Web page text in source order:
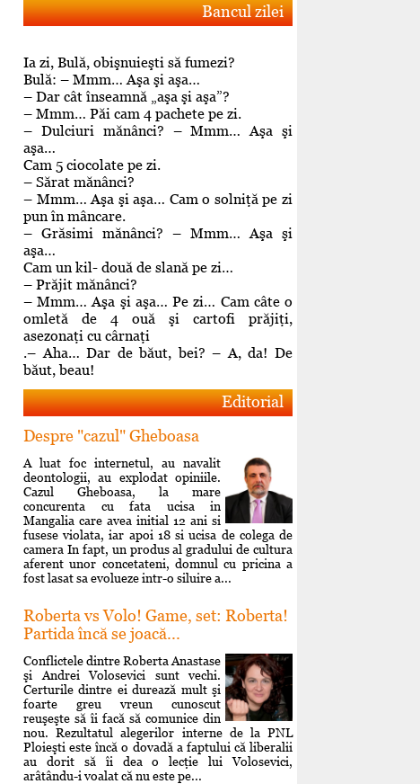
Bancul zilei
Ia zi, Bulă, obişnuieşti să fumezi?
Bulă: – Mmm… Aşa şi aşa…
– Dar cât înseamnă „aşa şi aşa”?
– Mmm… Păi cam 4 pachete pe zi.
– Dulciuri mănânci? – Mmm… Aşa şi
aşa…
Cam 5 ciocolate pe zi.
– Sărat mănânci?
– Mmm… Aşa şi aşa… Cam o solniţă pe zi
pun în mâncare.
– Grăsimi mănânci? – Mmm… Aşa şi
aşa…
Cam un kil- două de slană pe zi…
– Prăjit mănânci?
– Mmm… Aşa şi aşa… Pe zi… Cam câte o
omletă de 4 ouă şi cartofi prăjiţi,
asezonaţi cu cârnaţi
.– Aha… Dar de băut, bei? – A, da! De
băut, beau!
Editorial
Despre "cazul" Gheboasa
A luat foc internetul, au navalit
deontologii, au explodat opiniile.
Cazul Gheboasa, la mare
concurenta cu fata ucisa in
Mangalia care avea initial 12 ani si
fusese violata, iar apoi 18 si ucisa de colega de
camera In fapt, un produs al gradului de cultura
aferent unor concetateni, domnul cu pricina a
fost lasat sa evolueze intr-o siluire a...
Roberta vs Volo! Game, set: Roberta!
Partida încă se joacă...
Conflictele dintre Roberta Anastase
şi Andrei Volosevici sunt vechi.
Certurile dintre ei durează mult şi
foarte greu vreun cunoscut
reuşeşte să îi facă să comunice din
nou. Rezultatul alegerilor interne de la PNL
Ploieşti este încă o dovadă a faptului că liberalii
au dorit să îi dea o lecţie lui Volosevici,
arâtându-i voalat că nu este pe...